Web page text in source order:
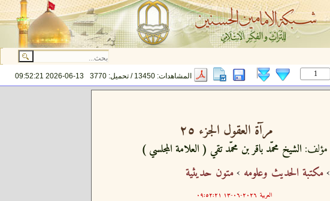
المشاهدات: 13450 / تحميل: 3770 2026-06-13 09:52:21
مرآة العقول الجزء ٢٥
مؤلف: الشيخ محمّد باقر بن محمّد تقي ( العلامة المجلسي )
›مكتبة الحديث وعلومه ›متون حديثية
العربية ٢٠٢٦-٠٦-١٣ ٠٩:٥٢:٢١